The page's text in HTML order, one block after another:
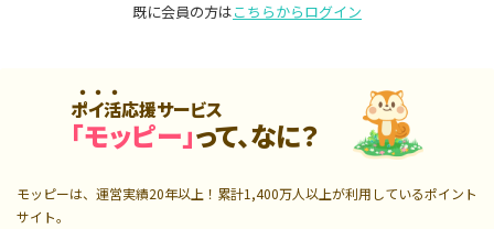
既に会員の方はこちらからログイン
ポイ活応援サービス
「モッピー」って、なに？
モッピーは、運営実績20年以上！累計1,400万人以上が利用しているポイント
サイト。